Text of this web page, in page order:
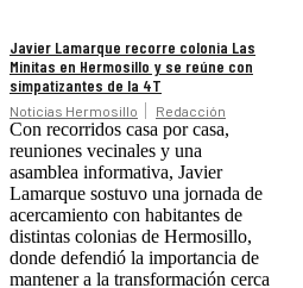
Javier Lamarque recorre colonia Las
Minitas en Hermosillo y se reúne con
simpatizantes de la 4T
Noticias Hermosillo Redacción
Con recorridos casa por casa,
reuniones vecinales y una
asamblea informativa, Javier
Lamarque sostuvo una jornada de
acercamiento con habitantes de
distintas colonias de Hermosillo,
donde defendió la importancia de
mantener a la transformación cerca